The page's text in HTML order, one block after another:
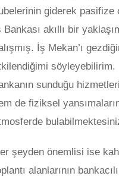
giderek pasifize
Bankası akıllı bir
İş Mekan’ı
söyleyebilirim.
sunduğu
de fiziksel
şeyden önemlisi ise
alanlarının